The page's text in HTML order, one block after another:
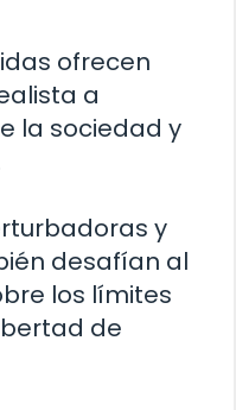
ofrecen
a
la sociedad y
y
desafían al
los límites
de